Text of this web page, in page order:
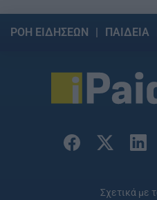
ΡΟΗ ΕΙΔΗΣΕΩΝ ΠΑΙΔΕΙΑ
Σχετικά με